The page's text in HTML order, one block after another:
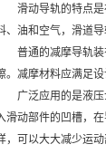
滑动导轨的特点
、油和空气，滑道导
普通的减摩导轨
。减摩材料应满足
广泛应用的是液
滑动部件的凹槽，
，可以大大减少运